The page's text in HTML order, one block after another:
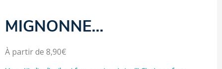
MIGNONNE…
À partir de 8,90€